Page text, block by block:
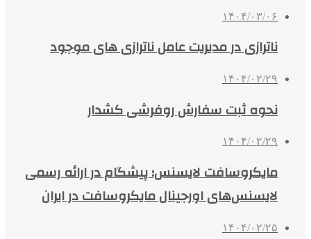
۱۴۰۴/۰۳/۰۶
ناترازی در مدیریت عامل ناترازی های موجود
۱۴۰۴/۰۲/۲۹
نحوه ثبت سفارش روفرشی کشدار
۱۴۰۴/۰۲/۲۹
مایکروسافت لایسنس؛ پیشگام در ارائه رسمی
لایسنس‌های اورجینال مایکروسافت در ایران
۱۴۰۴/۰۲/۲۵